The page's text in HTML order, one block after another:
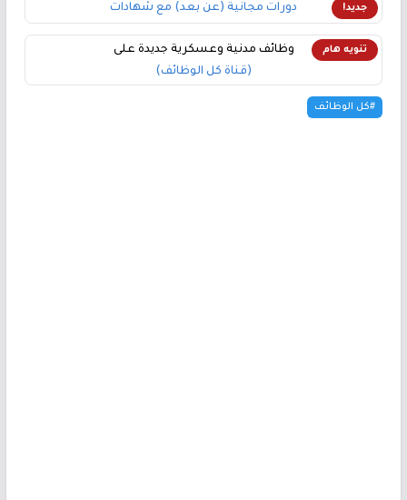
جديد! دورات مجانية (عن بعد) مع شهادات
تنويه هام
وظائف مدنية وعسكرية جديدة على
(قناة كل الوظائف)
#كل الوظائف